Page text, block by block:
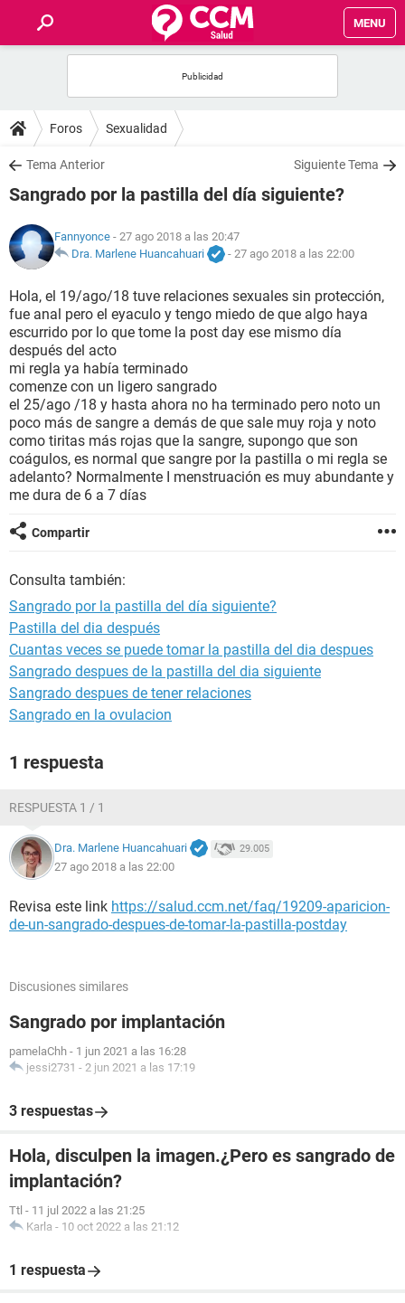
MENU
FOROS
SALUD
FAMILIA
NUTRICIÓN
BIENESTAR
SEXUALIDAD
GLOSARIO
Foros Sexualidad
Tema Anterior Siguiente Tema
Sangrado por la pastilla del día siguiente?
Fannyonce - 27 ago 2018 a las 20:47
Dra. Marlene Huancahuari
- 27 ago 2018 a las 22:00
Hola, el 19/ago/18 tuve relaciones sexuales sin protección,
fue anal pero el eyaculo y tengo miedo de que algo haya
escurrido por lo que tome la post day ese mismo día
después del acto
mi regla ya había terminado
comenze con un ligero sangrado
el 25/ago /18 y hasta ahora no ha terminado pero noto un
poco más de sangre a demás de que sale muy roja y noto
como tiritas más rojas que la sangre, supongo que son
coágulos, es normal que sangre por la pastilla o mi regla se
adelanto? Normalmente I menstruación es muy abundante y
me dura de 6 a 7 días
Compartir
Consulta también:
Sangrado por la pastilla del día siguiente?
Pastilla del dia después
Cuantas veces se puede tomar la pastilla del dia despues
Sangrado despues de la pastilla del dia siguiente
Sangrado despues de tener relaciones
Sangrado en la ovulacion
1 respuesta
RESPUESTA 1 / 1
Dra. Marlene Huancahuari 29.005
27 ago 2018 a las 22:00
Revisa este link https://salud.ccm.net/faq/19209-aparicion-
de-un-sangrado-despues-de-tomar-la-pastilla-postday
Discusiones similares
Sangrado por implantación
pamelaChh - 1 jun 2021 a las 16:28
jessi2731 - 2 jun 2021 a las 17:19
3 respuestas
Hola, disculpen la imagen.¿Pero es sangrado de
implantación?
Ttl - 11 jul 2022 a las 21:25
Karla - 10 oct 2022 a las 21:12
1 respuesta